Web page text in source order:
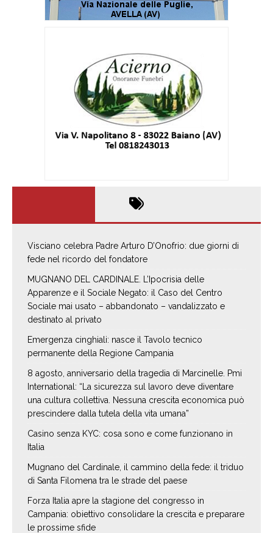
Visciano celebra Padre Arturo D’Onofrio: due giorni di
fede nel ricordo del fondatore
MUGNANO DEL CARDINALE. L’Ipocrisia delle
Apparenze e il Sociale Negato: il Caso del Centro
Sociale mai usato – abbandonato – vandalizzato e
destinato al privato
Emergenza cinghiali: nasce il Tavolo tecnico
permanente della Regione Campania
8 agosto, anniversario della tragedia di Marcinelle. Pmi
International: “La sicurezza sul lavoro deve diventare
una cultura collettiva. Nessuna crescita economica può
prescindere dalla tutela della vita umana”
Casino senza KYC: cosa sono e come funzionano in
Italia
Mugnano del Cardinale, il cammino della fede: il triduo
di Santa Filomena tra le strade del paese
Forza Italia apre la stagione del congresso in
Campania: obiettivo consolidare la crescita e preparare
le prossime sfide